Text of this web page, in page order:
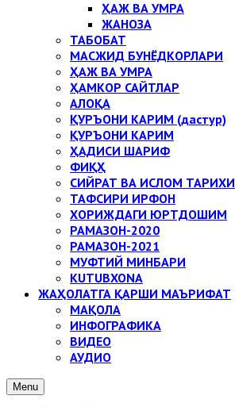
ҲАЖ ВА УМРА
ЖАНОЗА
ТАБОБАТ
МАСЖИД БУНЁДКОРЛАРИ
ҲАЖ ВА УМРА
ҲАМКОР САЙТЛАР
АЛОҚА
ҚУРЪОНИ КАРИМ (дастур)
ҚУРЪОНИ КАРИМ
ҲАДИСИ ШАРИФ
ФИҚҲ
СИЙРАТ ВА ИСЛОМ ТАРИХИ
ТАФСИРИ ИРФОН
ХОРИЖДАГИ ЮРТДОШИМ
РАМАЗОН-2020
РАМАЗОН-2021
МУФТИЙ МИНБАРИ
KUTUBXONA
ЖАҲОЛАТГА ҚАРШИ МАЪРИФАТ
МАҚОЛА
ИНФОГРАФИКА
ВИДЕО
АУДИО
Menu